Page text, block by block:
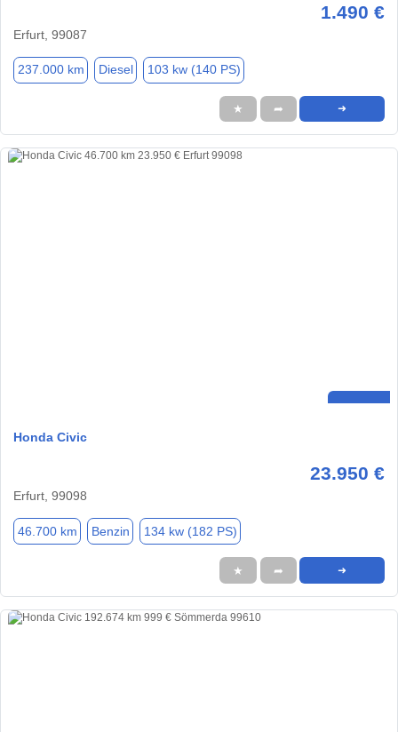
1.490 €
Erfurt, 99087
237.000 km Diesel 103 kw (140 PS)
★ ➦ ➜
Honda Civic
23.950 €
Erfurt, 99098
46.700 km Benzin 134 kw (182 PS)
★ ➦ ➜